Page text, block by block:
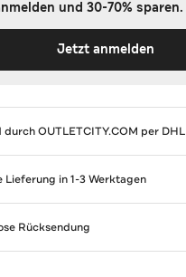
und 30-70% sparen.
Jetzt anmelden
durchOUTLETCITY.COM per DHL
Lieferung in 1-3 Werktagen
Rücksendung